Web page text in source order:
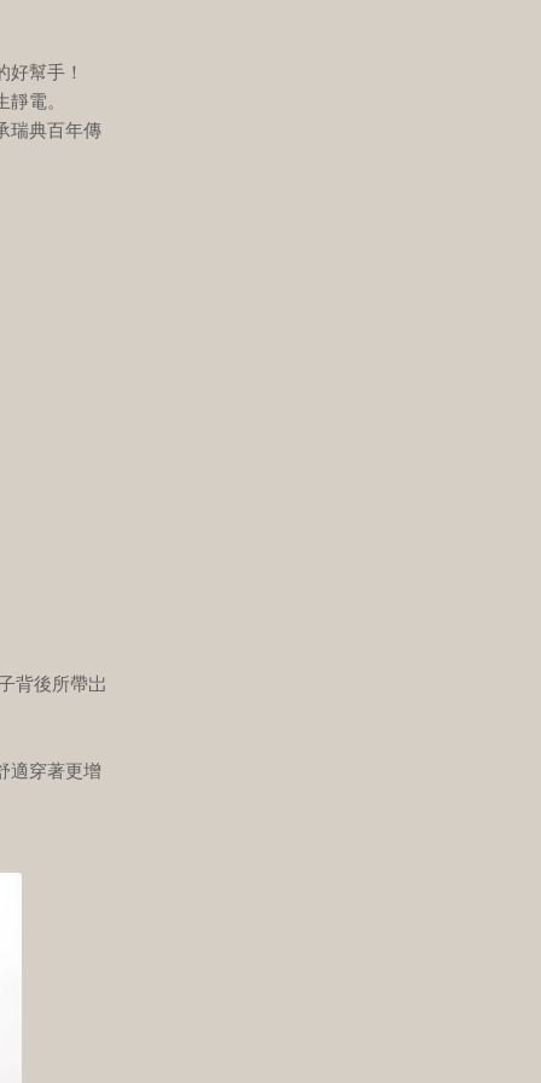
幫手！
電。
瑞典百年傳
背後所帶岀
適穿著更增